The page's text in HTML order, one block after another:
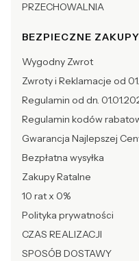
PRZECHOWALNIA
BEZPIECZNE ZAKUPY
Wygodny Zwrot
Zwroty i Reklamacje od
Regulamin od dn.
Regulamin kodów
Gwarancja Najlepszej
Bezpłatna wysyłka
Zakupy Ratalne
10 rat x 0%
Polityka prywatności
CZAS REALIZACJI
SPOSÓB DOSTAWY